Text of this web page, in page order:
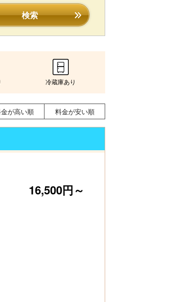
検索
冷蔵庫あり
が高い順 料金が安い順
16,500円～